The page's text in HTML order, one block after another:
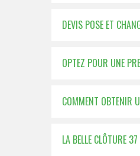
DEVIS POSE ET
OPTEZ POUR UNE
COMMENT OBTENIR
LA BELLE CLÔTURE